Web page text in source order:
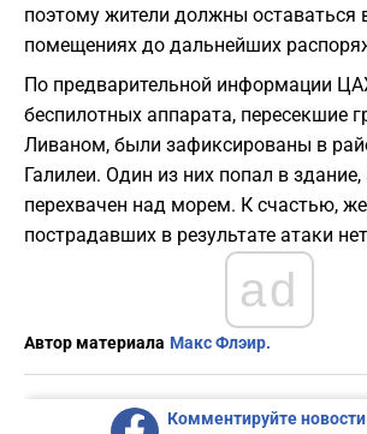
поэтому жители должны оставаться
помещениях до дальнейших
По предварительной информации
беспилотных аппарата, пересекшие
Ливаном, были зафиксированы в
Галилеи. Один из них попал в
перехвачен над морем. К счастью,
пострадавших в результате атаки
ad
Автор материала Макс Флэир.
Комментируйте